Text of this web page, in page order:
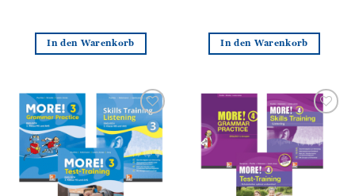
In den Warenkorb In den Warenkorb
Zur
Wunschliste
hinzufügen
Zur
Wunschliste
hinzufügen